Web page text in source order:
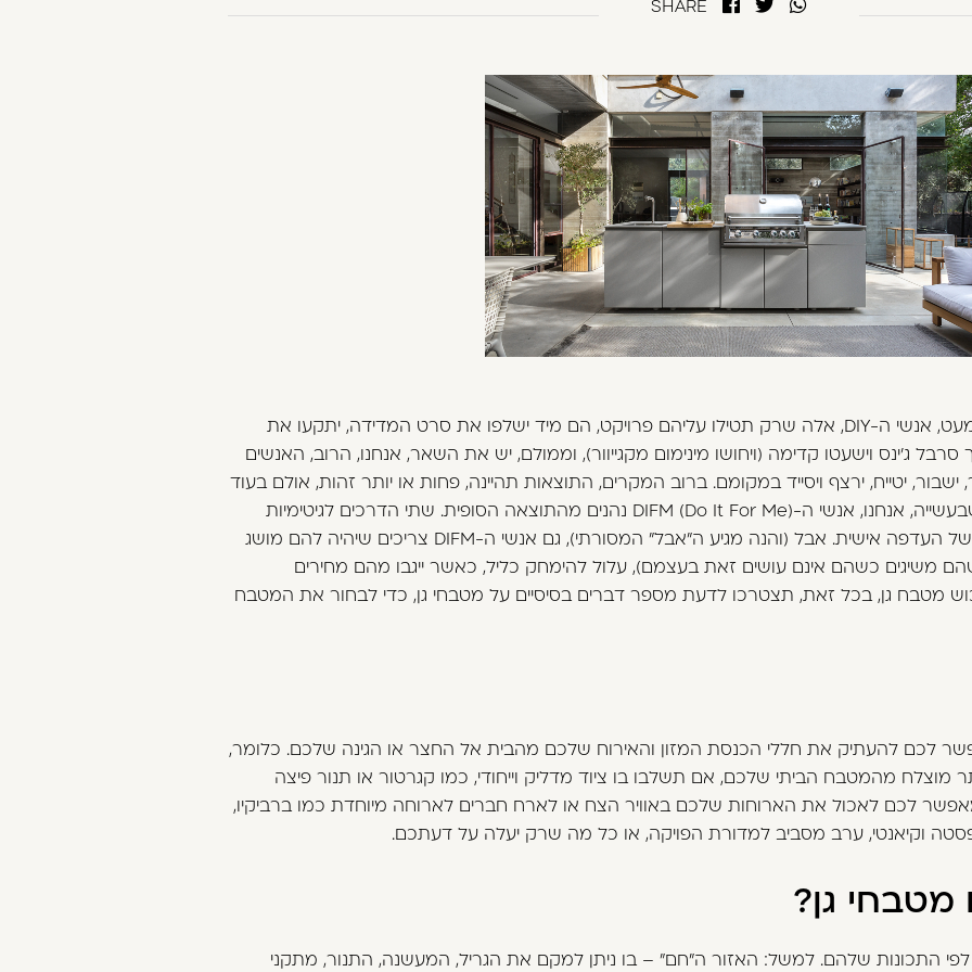
SHARE
העולם מתחלק ל-2 – אותם מתי-מעט, אנשי ה-DIY, אלה שרק תטילו עליהם פרויקט, הם מיד ישלפו את סרט המדידה, יתקעו את
סרבל ג'ינס וישעטו קדימה (ויחושו מינימום מקגייוור), וממולם, יש את השאר, אנחנו, הרוב, האנשים
יטייח, ירצף ויסייד במקומם. ברוב המקרים, התוצאות תהיינה, פחות או יותר זהות, אולם בעוד
שאנשי ה-DIY מתמקדים בחדווה שבעשייה, אנחנו, אנשי ה-DIFM (Do It For Me) נהנים מהתוצאה הסופית. שתי הדרכים לגיטימיות
ומקובלות והבחירה ביניהן היא עניין של העדפה אישית. אבל (והנה מגיע ה"אבל" המסורתי), גם אנשי ה-DIFM צריכים שיהיה להם מושג
משיגים כשהם אינם עושים זאת בעצמם), עלול להימחק כליל, כאשר ייגבו מהם מחירים
מטבח גן, בכל זאת, תצטרכו לדעת מספר דברים בסיסיים על מטבחי גן, כדי לבחור את המטבח
לכם להעתיק את חללי הכנסת המזון והאירוח שלכם מהבית אל החצר או הגינה שלכם. כלומר,
מוצלח מהמטבח הביתי שלכם, אם תשלבו בו ציוד מדליק וייחודי, כמו קגרטור או תנור פיצה
לכם לאכול את הארוחות שלכם באוויר הצח או לארח חברים לארוחה מיוחדת כמו ברביקיו,
פסטה וקיאנטי, ערב מסביב למדורת הפויקה, או כל מה שרק יעלה על דעתכם.
מטבחי גן?
התכונות שלהם. למשל: האזור ה"חם" – בו ניתן למקם את הגריל, המעשנה, התנור, מתקני